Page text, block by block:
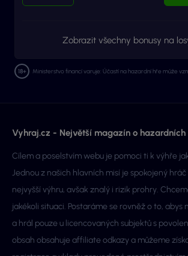
Zobrazit všechny bonusy na
Ministerstvo financí varuje: Účastí na hazardní hře může
Vyhraj.cz - Největší magazín o hazardních
Cílem a poselstvím webu je pomoci ti k výhře
Jednou z našich hlavních misí je spokojený hráč
nejvyšší výhru, avšak znalý i rizik prohry.
jakékoli situaci. Postaráme se rovněž o to, abys
a hrál pouze u licencovaných subjektů s
obsah obsahuje affiliate odkazy a můžeme